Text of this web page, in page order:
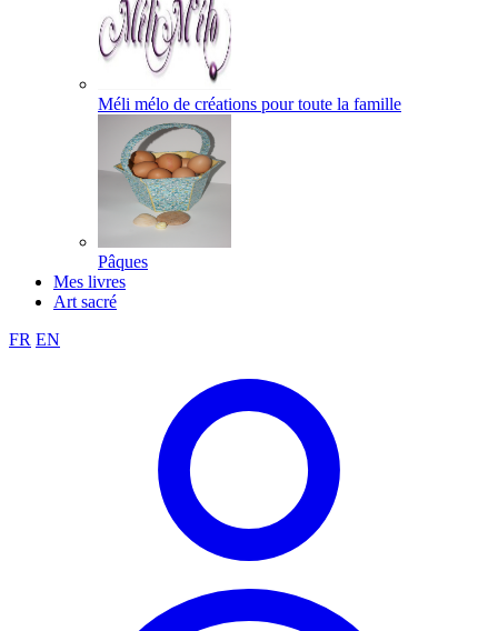
Méli mélo de créations pour toute la famille
Pâques
Mes livres
Art sacré
FR EN